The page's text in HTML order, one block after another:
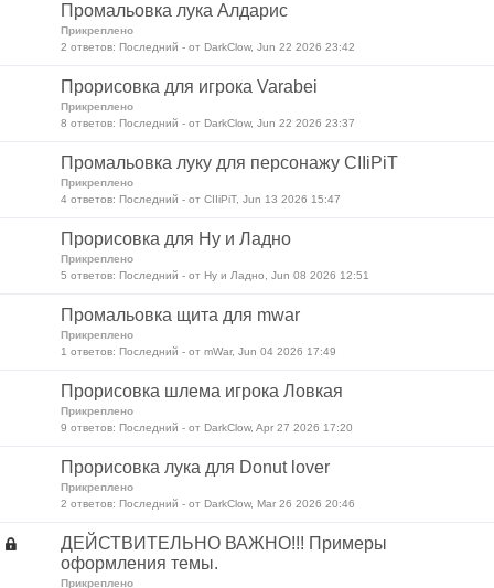
Промальовка лука Алдарис
Прикреплено
2 ответов: Последний - от DarkClow, Jun 22 2026 23:42
Прорисовка для игрока Varabei
Прикреплено
8 ответов: Последний - от DarkClow, Jun 22 2026 23:37
Промальовка луку для персонажу CIIiPiT
Прикреплено
4 ответов: Последний - от CIIiPiT, Jun 13 2026 15:47
Прорисовка для Ну и Ладно
Прикреплено
5 ответов: Последний - от Ну и Ладно, Jun 08 2026 12:51
Промальовка щита для mwar
Прикреплено
1 ответов: Последний - от mWar, Jun 04 2026 17:49
Прорисовка шлема игрока Ловкая
Прикреплено
9 ответов: Последний - от DarkClow, Apr 27 2026 17:20
Прорисовка лука для Donut lover
Прикреплено
2 ответов: Последний - от DarkClow, Mar 26 2026 20:46
ДЕЙСТВИТЕЛЬНО ВАЖНО!!! Примеры
оформления темы.
Прикреплено